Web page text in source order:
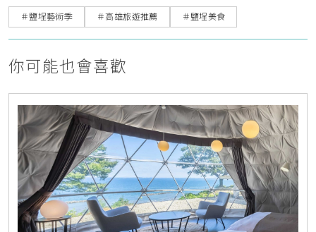
＃鹽埕藝術季 ＃高雄旅遊推薦 ＃鹽埕美食
你可能也會喜歡